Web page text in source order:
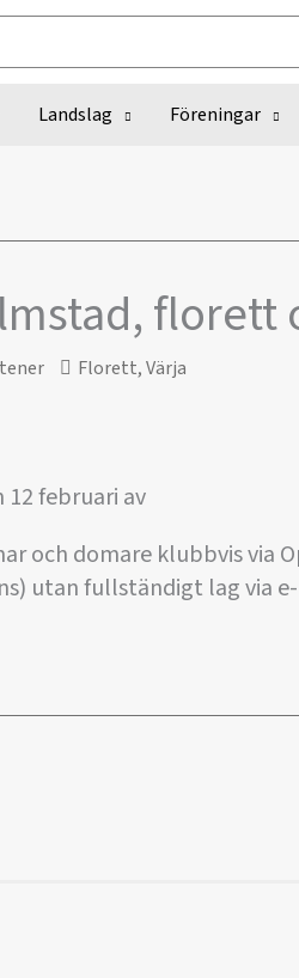
Landslag Föreningar
florett
Florett,Värja
12 februari av
och domare klubbvis via
utan fullständigt lag via